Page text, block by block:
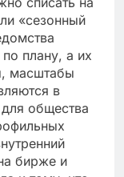
«сезонный
плану, а их
масштабы
в
общества
бирже и